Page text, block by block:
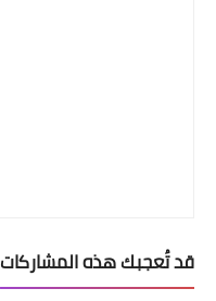
قد تُعجبك هذه المشاركات